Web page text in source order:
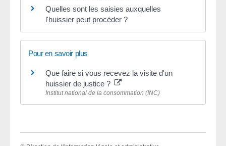
Quelles sont les saisies auxquelles
l'huissier peut procéder ?
Pour en savoir plus
Que faire si vous recevez la visite d'un
huissier de justice ?
Institut national de la consommation (INC)